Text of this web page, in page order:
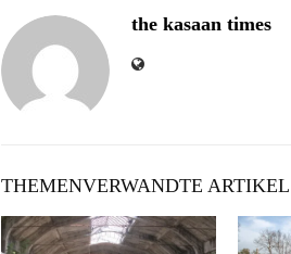
the kasaan times
THEMENVERWANDTE ARTIKEL